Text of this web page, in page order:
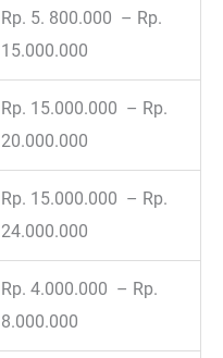
Rp. 5. 800.000 – Rp.
15.000.000
Rp. 15.000.000 – Rp.
20.000.000
Rp. 15.000.000 – Rp.
24.000.000
Rp. 4.000.000 – Rp.
8.000.000